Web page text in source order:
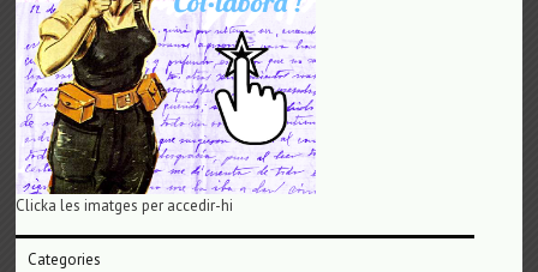
Clicka les imatges per accedir-hi
Categories